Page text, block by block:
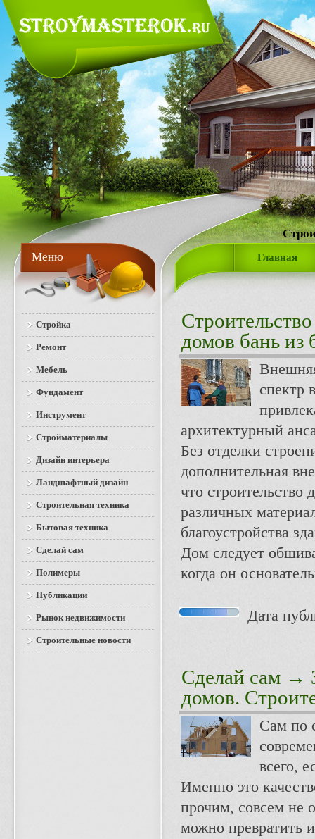
Главная
Строительство
домов бань из
спектр
архитектурный
Без отделки
дополнительная
что строительство
различных
благоустройства
Дом следует
когда он
Дата
Сделай сам →
домов.
Сам по
всего,
Именно это
прочим, совсем не
можно превратить
Меню
Стройка
Ремонт
Мебель
Фундамент
Инструмент
Стройматериалы
Дизайн интерьера
Ландшафтный дизайн
Строительная техника
Бытовая техника
Сделай сам
Полимеры
Публикации
Рынок недвижимости
Строительные новости